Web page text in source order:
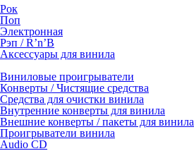
Рок
Поп
Электронная
Рэп / R’n’B
Аксессуары для винила
Виниловые проигрыватели
Конверты / Чистящие средства
Средства для очистки винила
Внутренние конверты для винила
Внешние конверты / пакеты для винила
Проигрыватели винила
Audio CD